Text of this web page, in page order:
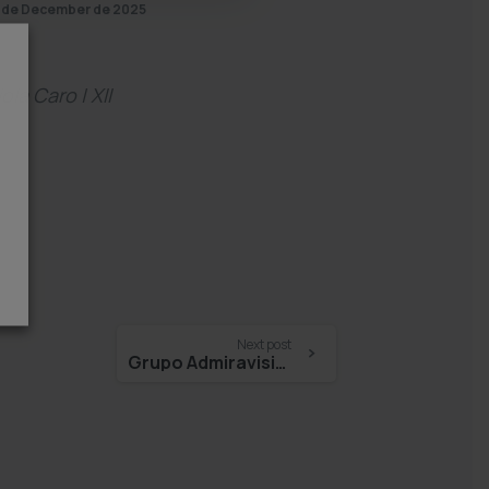
de December de 2025
Caro | XII
Next post
Grupo Admiravisión – Jesús Costa Vila